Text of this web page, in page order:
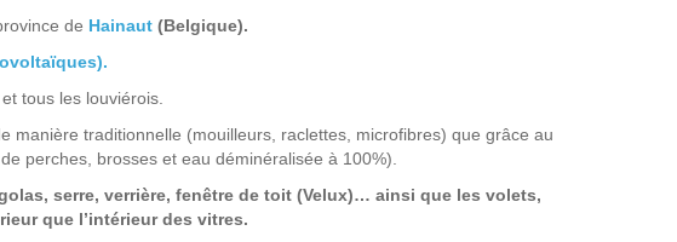
de Hainaut (Belgique).
tous les louviérois.
manière traditionnelle (mouilleurs, raclettes, microfibres) que grâce au
perches, brosses et eau déminéralisée à 100%).
serre, verrière, fenêtre de toit (Velux)… ainsi que les volets,
que l’intérieur des vitres.